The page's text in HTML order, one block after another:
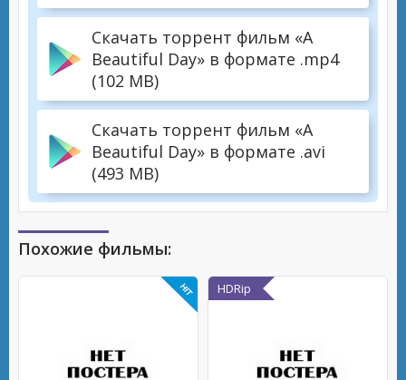
Скачать торрент фильм «A
Beautiful Day» в формате .mp4
(102 MB)
Скачать торрент фильм «A
Beautiful Day» в формате .avi
(493 MB)
Похожие фильмы:
HDRip